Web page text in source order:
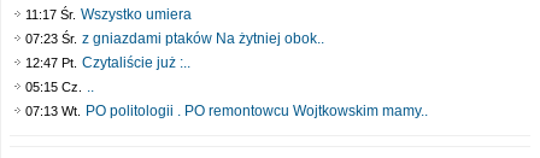
11:17 Śr. Wszystko umiera
07:23 Śr. z gniazdami ptaków Na żytniej obok..
12:47 Pt. Czytaliście już :..
05:15 Cz. ..
07:13 Wt. PO politologii . PO remontowcu Wojtkowskim mamy..